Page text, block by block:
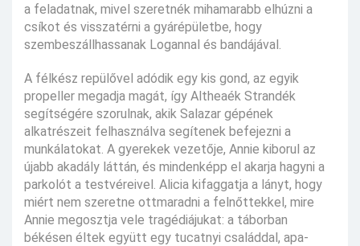
a feladatnak, mivel szeretnék mihamarabb elhúzni a
csíkot és visszatérni a gyárépületbe, hogy
szembeszállhassanak Logannal és bandájával.
A félkész repülővel adódik egy kis gond, az egyik
propeller megadja magát, így Altheaék Strandék
segítségére szorulnak, akik Salazar gépének
alkatrészeit felhasználva segítenek befejezni a
munkálatokat. A gyerekek vezetője, Annie kiborul az
újabb akadály láttán, és mindenképp el akarja hagyni a
parkolót a testvéreivel. Alicia kifaggatja a lányt, hogy
miért nem szeretne ottmaradni a felnőttekkel, mire
Annie megosztja vele tragédiájukat: a táborban
békésen éltek együtt egy tucatnyi családdal, apa-